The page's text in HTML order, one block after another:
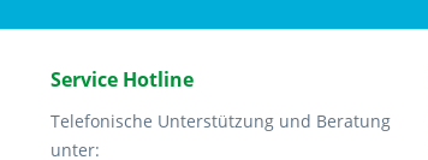
Service Hotline
Telefonische Unterstützung und Beratung
unter: